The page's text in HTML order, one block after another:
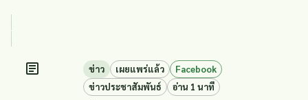
ข่าว เผยแพร่แล้ว
Facebook
ข่าวประชาสัมพันธ์
อ่าน 1 นาที